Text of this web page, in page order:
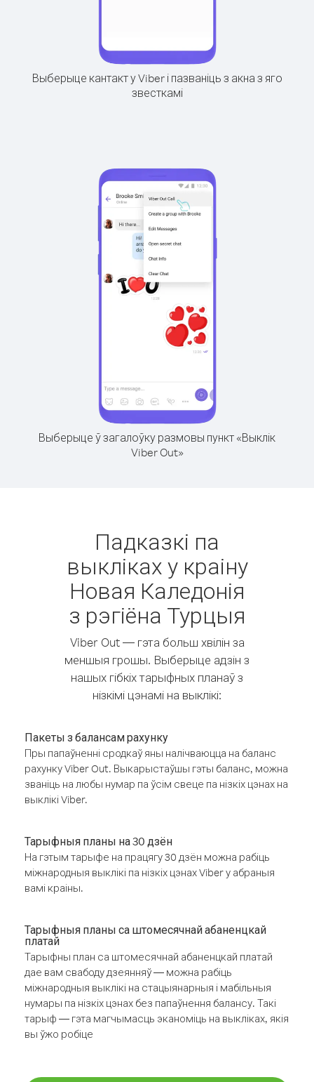
Выберыце кантакт у Viber і пазваніць з акна з яго
звесткамі
Выберыце ў загалоўку размовы пункт «Выклік
Viber Out»
Падказкі па
выкліках у краіну
Новая Каледонія
з рэгіёна Турцыя
Viber Out — гэта больш хвілін за
меншыя грошы. Выберыце адзін з
нашых гібкіх тарыфных планаў з
нізкімі цэнамі на выклікі:
Пакеты з балансам рахунку
Пры папаўненні сродкаў яны налічваюцца на баланс
рахунку Viber Out. Выкарыстаўшы гэты баланс, можна
званіць на любы нумар па ўсім свеце па нізкіх цэнах на
выклікі Viber.
Тарыфныя планы на 30 дзён
На гэтым тарыфе на працягу 30 дзён можна рабіць
міжнародныя выклікі па нізкіх цэнах Viber у абраныя
вамі краіны.
Тарыфныя планы са штомесячнай абаненцкай
платай
Тарыфны план са штомесячнай абаненцкай платай
дае вам свабоду дзеянняў — можна рабіць
міжнародныя выклікі на стацыянарныя і мабільныя
нумары па нізкіх цэнах без папаўнення балансу. Такі
тарыф — гэта магчымасць эканоміць на выкліках, якія
вы ўжо робіце